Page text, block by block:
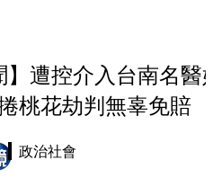
】遭控介入台南名醫
桃花劫判無辜免賠
政治社會